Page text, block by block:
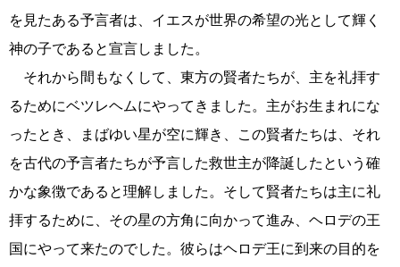
を見たある予言者は、イエスが世界の希望の光として輝く
神の子であると宣言しました。
それから間もなくして、東方の賢者たちが、主を礼拝す
るためにベツレヘムにやってきました。主がお生まれにな
ったとき、まばゆい星が空に輝き、この賢者たちは、それ
を古代の予言者たちが予言した救世主が降誕したという確
かな象徴であると理解しました。そして賢者たちは主に礼
拝するために、その星の方角に向かって進み、ヘロデの王
国にやって来たのでした。彼らはヘロデ王に到来の目的を